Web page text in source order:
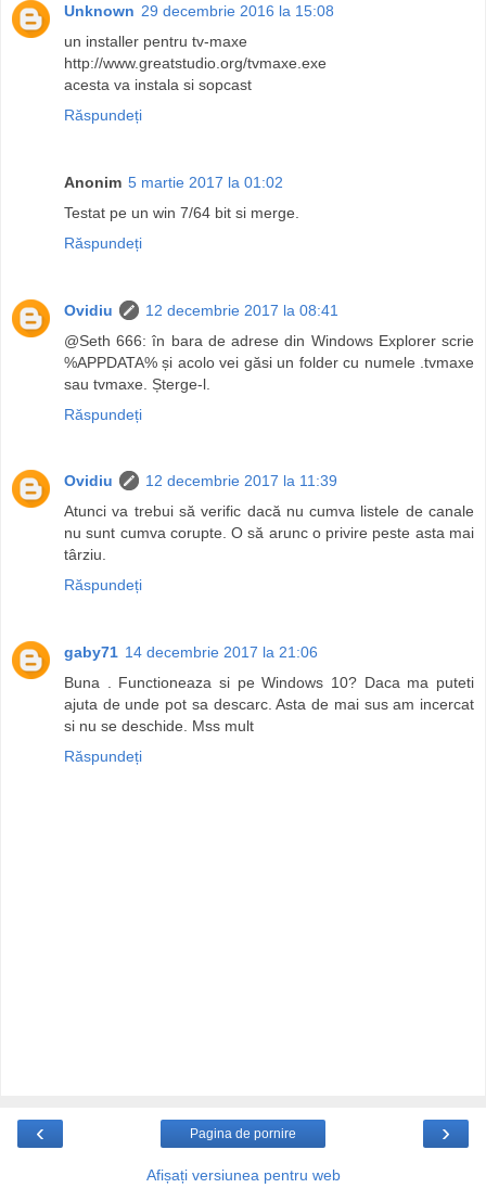
Unknown 29 decembrie 2016 la 15:08
un installer pentru tv-maxe
http://www.greatstudio.org/tvmaxe.exe
acesta va instala si sopcast
Răspundeți
Anonim 5 martie 2017 la 01:02
Testat pe un win 7/64 bit si merge.
Răspundeți
Ovidiu
12 decembrie 2017 la 08:41
@Seth 666: în bara de adrese din Windows Explorer scrie
%APPDATA% și acolo vei găsi un folder cu numele .tvmaxe
sau tvmaxe. Șterge-l.
Răspundeți
Ovidiu
12 decembrie 2017 la 11:39
Atunci va trebui să verific dacă nu cumva listele de canale
nu sunt cumva corupte. O să arunc o privire peste asta mai
târziu.
Răspundeți
gaby71 14 decembrie 2017 la 21:06
Buna . Functioneaza si pe Windows 10? Daca ma puteti
ajuta de unde pot sa descarc. Asta de mai sus am incercat
si nu se deschide. Mss mult
Răspundeți
‹ ›
Pagina de pornire
Afișați versiunea pentru web